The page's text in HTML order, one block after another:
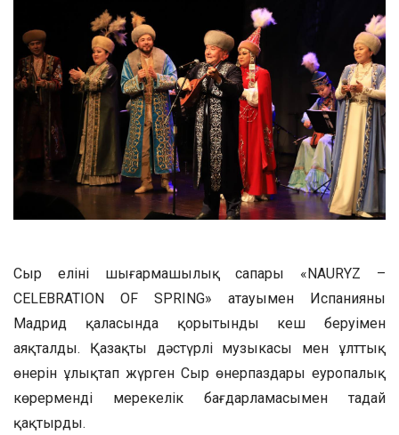
Сыр елінің шығармашылық сапары «NAURYZ –
CELEBRATION OF SPRING» атауымен Испанияның
Мадрид қаласында қорытынды кеш беруімен
аяқталды. Қазақтың дәстүрлі музыкасы мен ұлттық
өнерін ұлықтап жүрген Сыр өнерпаздары еуропалық
көрерменді мерекелік бағдарламасымен таңдай
қақтырды.